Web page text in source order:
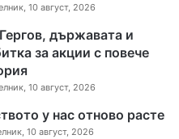
10 август, 2026
държавата и
за акции с повече
10 август, 2026
у нас отново расте
10 август, 2026